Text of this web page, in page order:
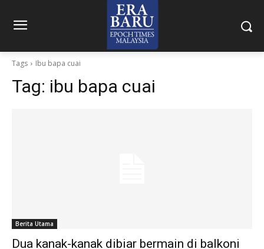
Tags Ibu bapa cuai
Tag: ibu bapa cuai
Berita Utama
Dua kanak-kanak dibiar bermain di balkoni